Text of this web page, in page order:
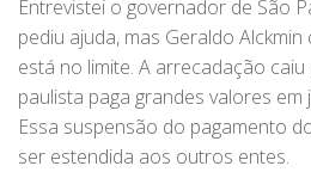
Entrevistei o governador de São
pediu ajuda, mas Geraldo
está no limite. A arrecadação
paulista paga grandes valores em
Essa suspensão do pagamento
ser estendida aos outros entes.